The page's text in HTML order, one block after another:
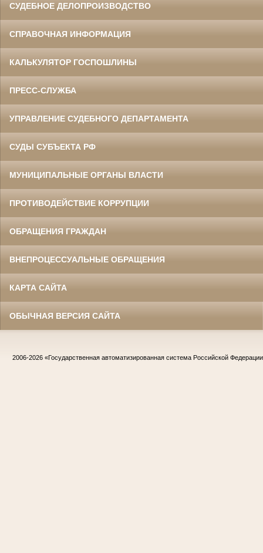
СУДЕБНОЕ ДЕЛОПРОИЗВОДСТВО
СПРАВОЧНАЯ ИНФОРМАЦИЯ
КАЛЬКУЛЯТОР ГОСПОШЛИНЫ
ПРЕСС-СЛУЖБА
УПРАВЛЕНИЕ СУДЕБНОГО ДЕПАРТАМЕНТА
СУДЫ СУБЪЕКТА РФ
МУНИЦИПАЛЬНЫЕ ОРГАНЫ ВЛАСТИ
ПРОТИВОДЕЙСТВИЕ КОРРУПЦИИ
ОБРАЩЕНИЯ ГРАЖДАН
ВНЕПРОЦЕССУАЛЬНЫЕ ОБРАЩЕНИЯ
КАРТА САЙТА
ОБЫЧНАЯ ВЕРСИЯ САЙТА
2006-2026 «Государственная автоматизированная система Российской